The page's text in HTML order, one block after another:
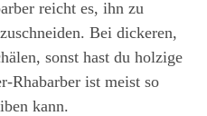
reicht es, ihn zu
Bei dickeren,
sonst hast du holzige
Rhabarber ist meist so
kann.